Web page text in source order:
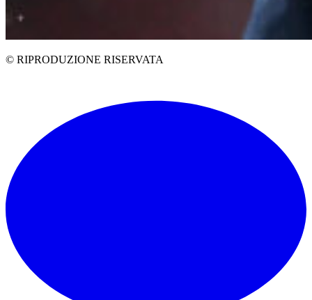
© RIPRODUZIONE RISERVATA